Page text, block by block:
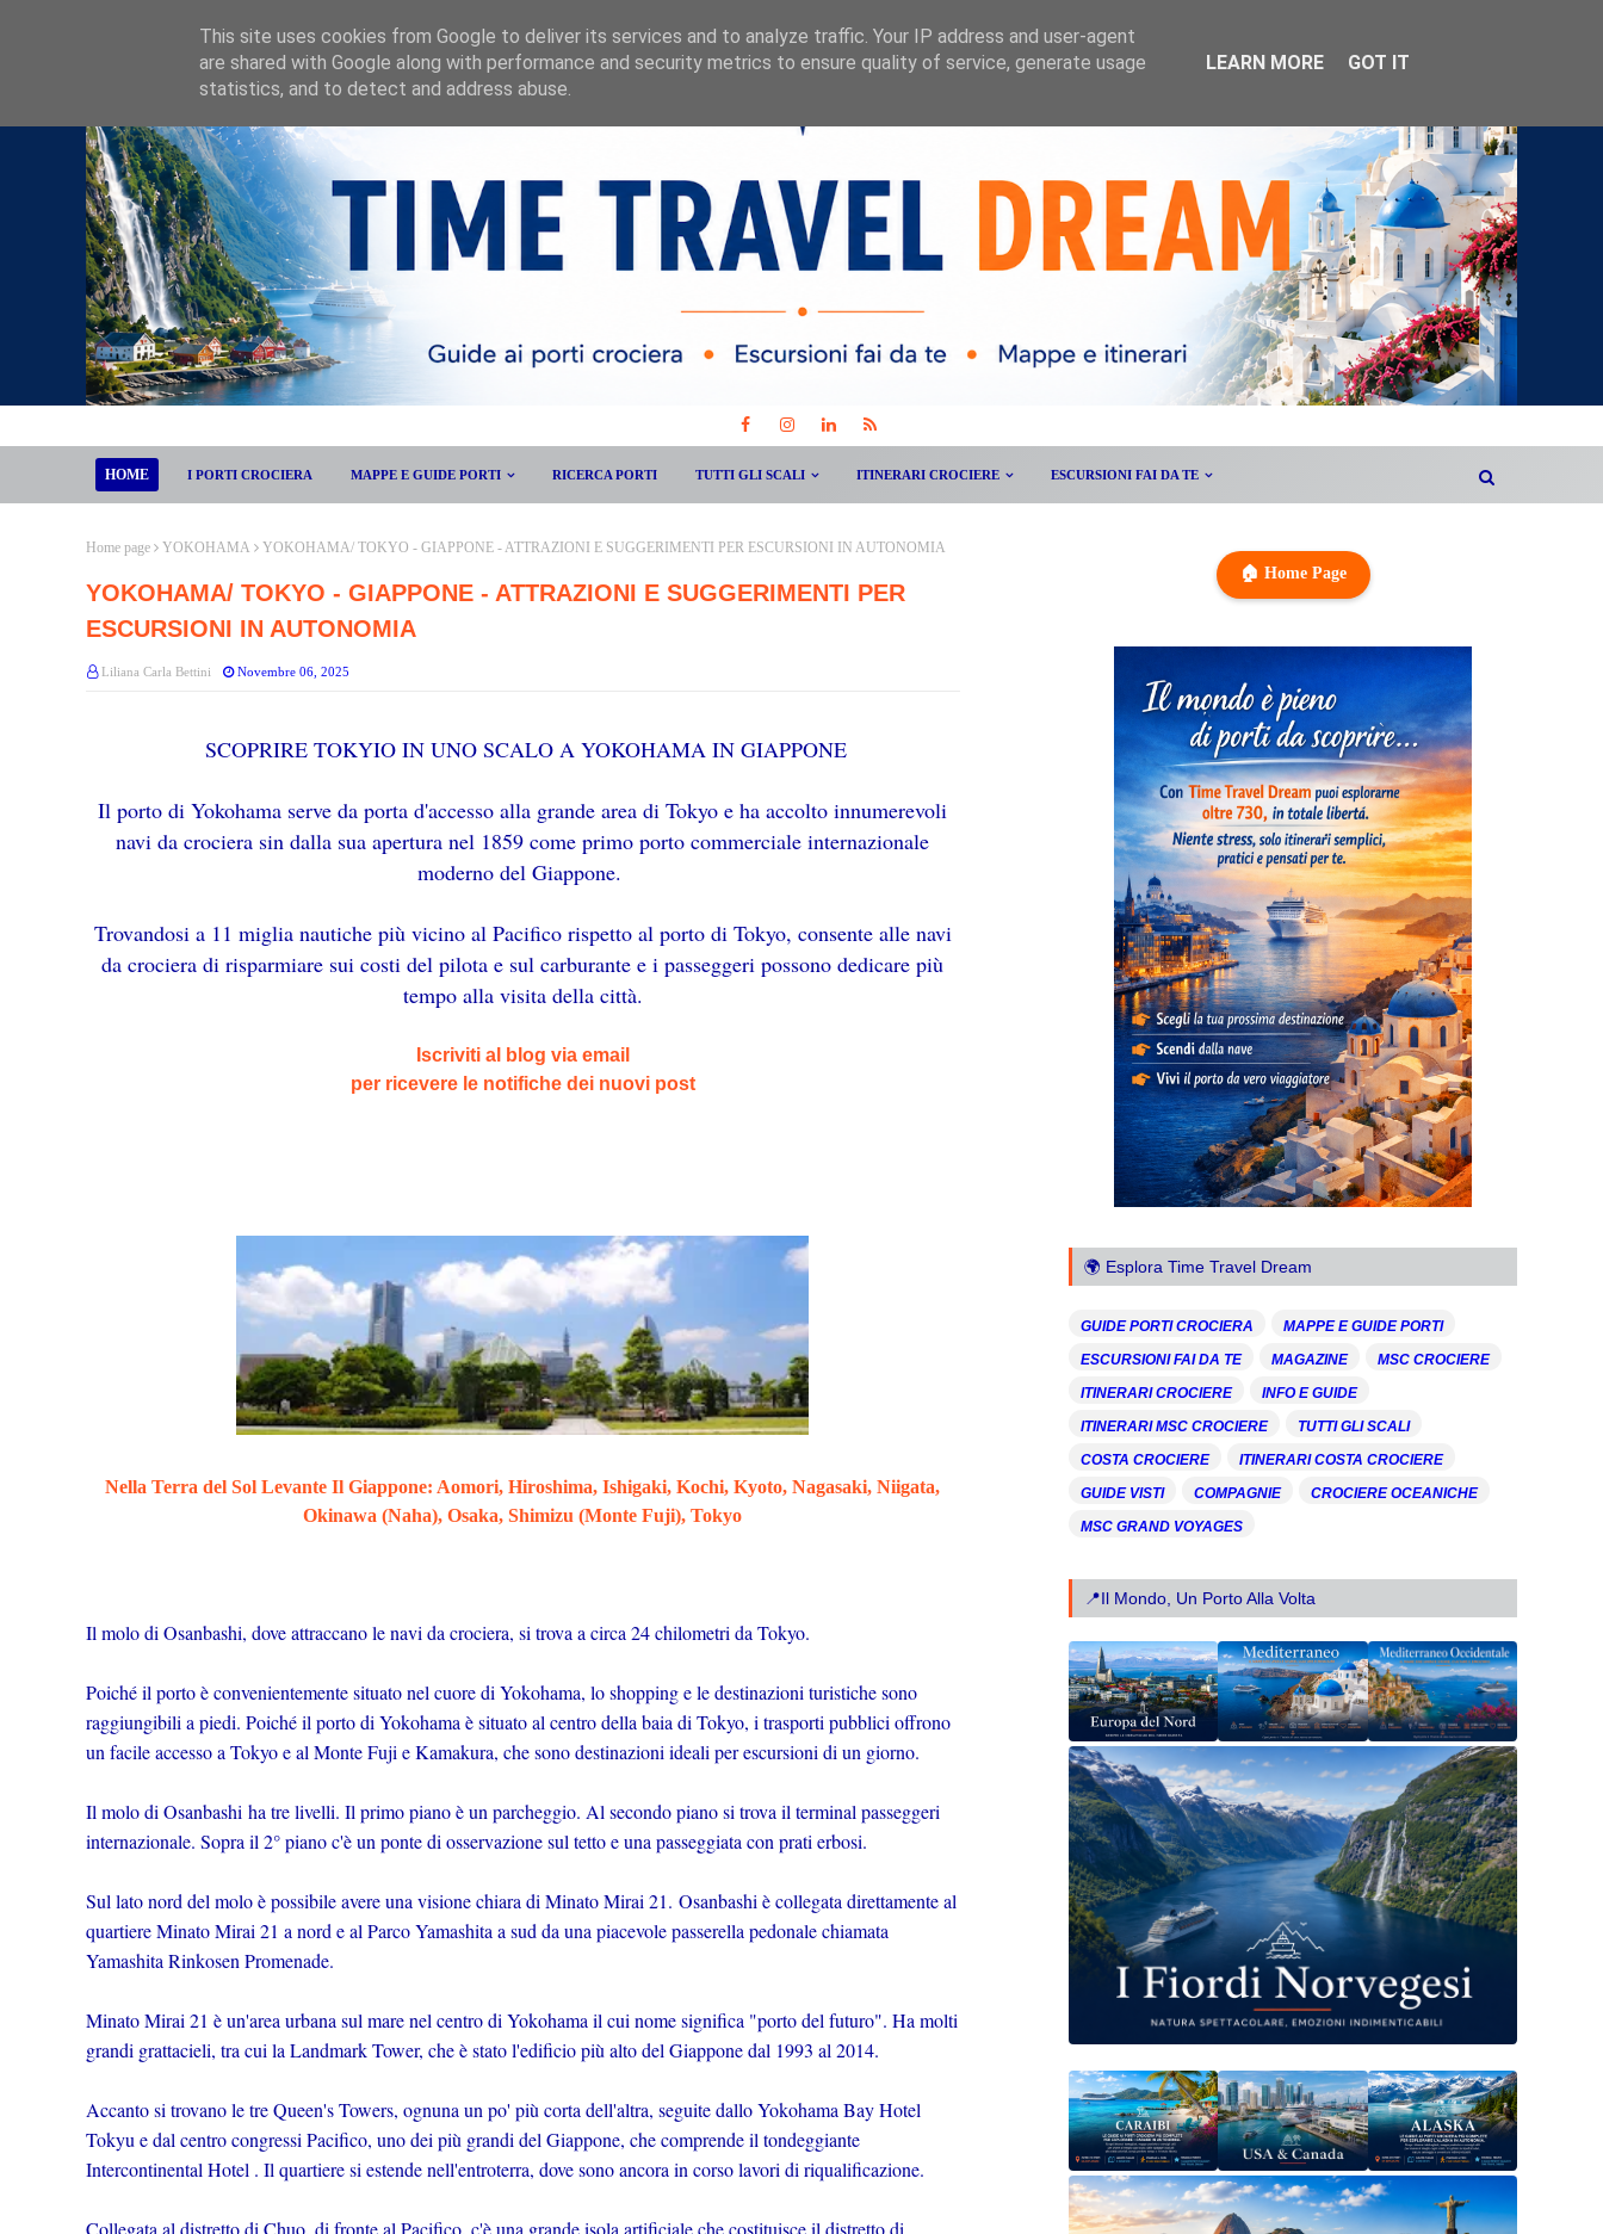
HOME I PORTI CROCIERA MAPPE E GUIDE PORTI RICERCA PORTI TUTTI GLI SCALI ITINERARI CROCIERE ESCURSIONI FAI DA TE
Home page YOKOHAMA YOKOHAMA/ TOKYO - GIAPPONE - ATTRAZIONI E SUGGERIMENTI PER ESCURSIONI IN AUTONOMIA
YOKOHAMA/ TOKYO - GIAPPONE - ATTRAZIONI E SUGGERIMENTI PER
ESCURSIONI IN AUTONOMIA
Liliana Carla Bettini Novembre 06, 2025
SCOPRIRE TOKYIO IN UNO SCALO A YOKOHAMA IN GIAPPONE
Il porto di Yokohama serve da porta d'accesso alla grande area di Tokyo e ha accolto innumerevoli
navi da crociera sin dalla sua apertura nel 1859 come primo porto commerciale internazionale
moderno del Giappone.
Trovandosi a 11 miglia nautiche più vicino al Pacifico rispetto al porto di Tokyo, consente alle navi
da crociera di risparmiare sui costi del pilota e sul carburante e i passeggeri possono dedicare più
tempo alla visita della città.
Iscriviti al blog via email
per ricevere le notifiche dei nuovi post
Nella Terra del Sol Levante Il Giappone: Aomori, Hiroshima, Ishigaki, Kochi, Kyoto, Nagasaki, Niigata,
Okinawa (Naha), Osaka, Shimizu (Monte Fuji), Tokyo
Il molo di Osanbashi, dove attraccano le navi da crociera, si trova a circa 24 chilometri da Tokyo.
Poiché il porto è convenientemente situato nel cuore di Yokohama, lo shopping e le destinazioni turistiche sono
raggiungibili a piedi. Poiché il porto di Yokohama è situato al centro della baia di Tokyo, i trasporti pubblici offrono
un facile accesso a Tokyo e al Monte Fuji e Kamakura, che sono destinazioni ideali per escursioni di un giorno.
Il molo di Osanbashi ha tre livelli. Il primo piano è un parcheggio. Al secondo piano si trova il terminal passeggeri
internazionale. Sopra il 2° piano c'è un ponte di osservazione sul tetto e una passeggiata con prati erbosi.
Sul lato nord del molo è possibile avere una visione chiara di Minato Mirai 21. Osanbashi è collegata direttamente al
quartiere Minato Mirai 21 a nord e al Parco Yamashita a sud da una piacevole passerella pedonale chiamata
Yamashita Rinkosen Promenade.
Minato Mirai 21 è un'area urbana sul mare nel centro di Yokohama il cui nome significa "porto del futuro". Ha molti
grandi grattacieli, tra cui la Landmark Tower, che è stato l'edificio più alto del Giappone dal 1993 al 2014.
Accanto si trovano le tre Queen's Towers, ognuna un po' più corta dell'altra, seguite dallo Yokohama Bay Hotel
Tokyu e dal centro congressi Pacifico, uno dei più grandi del Giappone, che comprende il tondeggiante
Intercontinental Hotel . Il quartiere si estende nell'entroterra, dove sono ancora in corso lavori di riqualificazione.
Collegata al distretto di Chuo, di fronte al Pacifico, c'è una grande isola artificiale che costituisce il distretto di
🏠 Home Page
🌍 Esplora Time Travel Dream
GUIDE PORTI CROCIERA
MAPPE E GUIDE PORTI
ESCURSIONI FAI DA TE
MAGAZINE
MSC CROCIERE
ITINERARI CROCIERE
INFO E GUIDE
ITINERARI MSC CROCIERE
TUTTI GLI SCALI
COSTA CROCIERE
ITINERARI COSTA CROCIERE
GUIDE VISTI
COMPAGNIE
CROCIERE OCEANICHE
MSC GRAND VOYAGES
📍Il Mondo, Un Porto Alla Volta
This site uses cookies from Google to deliver its services and to analyze traffic. Your IP address and user-agent
are shared with Google along with performance and security metrics to ensure quality of service, generate usage
statistics, and to detect and address abuse.
LEARN MORE GOT IT